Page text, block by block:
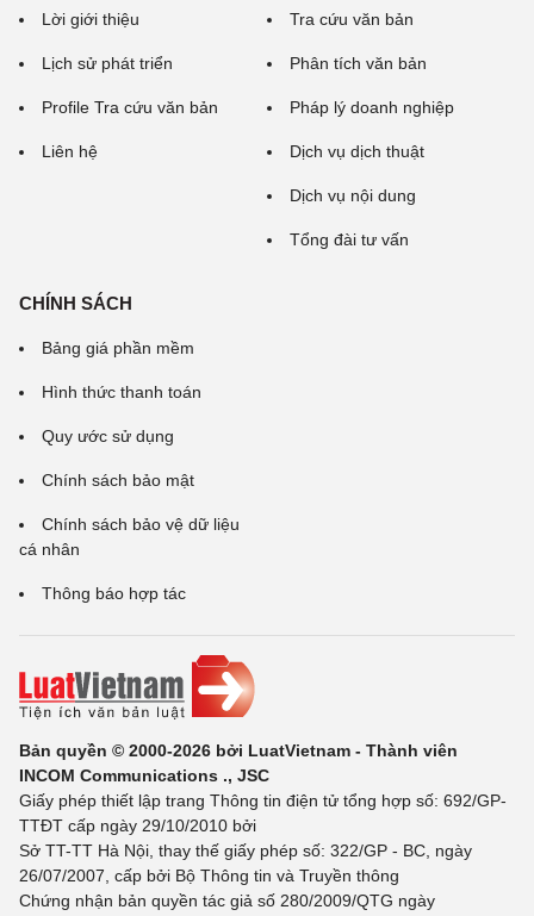
Lời giới thiệu
Lịch sử phát triển
Profile Tra cứu văn bản
Liên hệ
Tra cứu văn bản
Phân tích văn bản
Pháp lý doanh nghiệp
Dịch vụ dịch thuật
Dịch vụ nội dung
Tổng đài tư vấn
CHÍNH SÁCH
Bảng giá phần mềm
Hình thức thanh toán
Quy ước sử dụng
Chính sách bảo mật
Chính sách bảo vệ dữ liệu
cá nhân
Thông báo hợp tác
Bản quyền © 2000-2026 bởi LuatVietnam - Thành viên
INCOM Communications ., JSC
Giấy phép thiết lập trang Thông tin điện tử tổng hợp số: 692/GP-
TTĐT cấp ngày 29/10/2010 bởi
Sở TT-TT Hà Nội, thay thế giấy phép số: 322/GP - BC, ngày
26/07/2007, cấp bởi Bộ Thông tin và Truyền thông
Chứng nhận bản quyền tác giả số 280/2009/QTG ngày